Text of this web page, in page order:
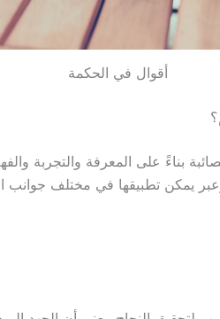
أقوال في الحكمة
بناءً على المعرفة والتجربة
يمكن تطبيقها في مختلف جوانب